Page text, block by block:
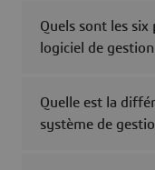
Quels sont les six
logiciel de
Quelle est la
système de